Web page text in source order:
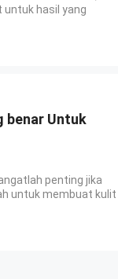
hasil yang
benar Untuk
penting jika
untuk membuat kulit